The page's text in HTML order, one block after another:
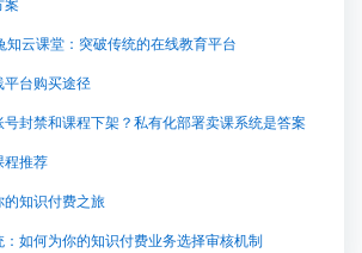
案
知云课堂：突破传统的在线教育平台
平台购买途径
封禁和课程下架？私有化部署卖课系统是答案
程推荐
知识付费之旅
如何为你的知识付费业务选择审核机制